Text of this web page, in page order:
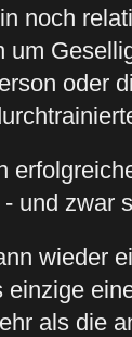
noch
oder
und zwar
wieder
als die